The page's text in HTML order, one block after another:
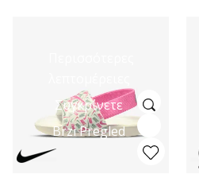
Συγκρίνετε
Brzi Pregled